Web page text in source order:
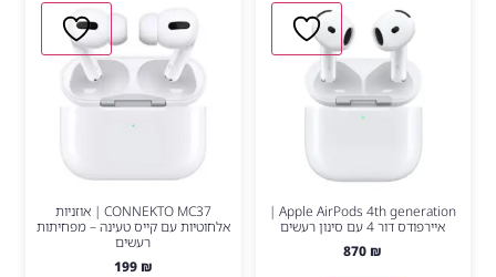
Apple AirPods 4th generation |
איירפודס דור 4 עם סינון רעשים
870 ₪
CONNEKTO MC37 | אוזניות
אלחוטיות עם קייס טעינה – מפחיתות
רעשים
199 ₪